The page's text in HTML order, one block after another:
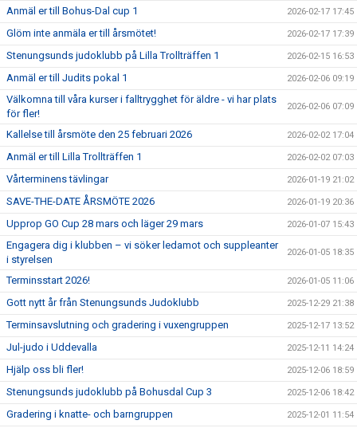
Anmäl er till Bohus-Dal cup 1 2026-02-17 17:45
Glöm inte anmäla er till årsmötet! 2026-02-17 17:39
Stenungsunds judoklubb på Lilla Trollträffen 1 2026-02-15 16:53
Anmäl er till Judits pokal 1 2026-02-06 09:19
Välkomna till våra kurser i falltrygghet för äldre - vi har plats
för fler!
2026-02-06 07:09
Kallelse till årsmöte den 25 februari 2026 2026-02-02 17:04
Anmäl er till Lilla Trollträffen 1 2026-02-02 07:03
Vårterminens tävlingar 2026-01-19 21:02
SAVE-THE-DATE ÅRSMÖTE 2026 2026-01-19 20:36
Upprop GO Cup 28 mars och läger 29 mars 2026-01-07 15:43
Engagera dig i klubben – vi söker ledamot och suppleanter
i styrelsen
2026-01-05 18:35
Terminsstart 2026! 2026-01-05 11:06
Gott nytt år från Stenungsunds Judoklubb 2025-12-29 21:38
Terminsavslutning och gradering i vuxengruppen 2025-12-17 13:52
Jul-judo i Uddevalla 2025-12-11 14:24
Hjälp oss bli fler! 2025-12-06 18:59
Stenungsunds judoklubb på Bohusdal Cup 3 2025-12-06 18:42
Gradering i knatte- och barngruppen 2025-12-01 11:54